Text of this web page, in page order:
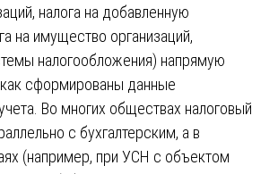
налога на добавленную
на имущество организаций,
налогообложения) напрямую
как сформированы данные
Во многих обществах налоговый
с бухгалтерским, а в
(например, при УСН с объектом